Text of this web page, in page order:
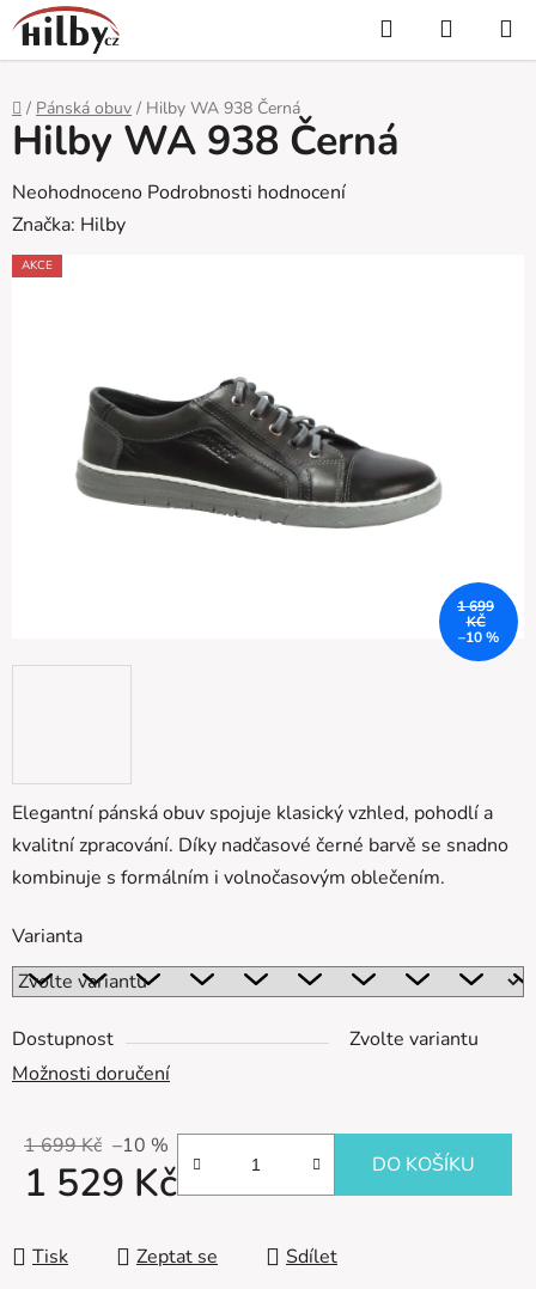
Přejít
na
obsah
Hledat
KOŠÍK
Domů
/ Pánská obuv / Hilby WA 938 Černá
Elegantní pánská obuv spojuje klasický vzhled, pohodlí a
kvalitní zpracování. Díky nadčasové černé barvě se snadno
kombinuje s formálním i volnočasovým oblečením.
Varianta
Dostupnost
Zvolte variantu
Možnosti doručení
1 699 Kč –10 %
1 529 Kč DO KOŠÍKU
Tisk Zeptat se Sdílet
Hilby WA 938 Černá
Průměrné
hodnocení
produktu
hvězdiček.
Neohodnoceno Podrobnosti hodnocení
Značka: Hilby
AKCE
1 699
KČ
–10 %